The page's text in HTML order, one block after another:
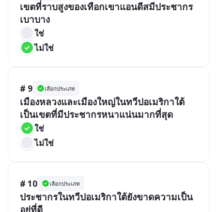
เขตที่ราบสูงของเทือกเขาแอนดีสมีประชากร
ใช่
ไม่ใช่
# 9 เลือกประเภท
เมืองหลวงและเมืองใหญ่ในทวีปอเมริกาใต้
ใช่
ไม่ใช่
# 10 เลือกประเภท
ประชากรในทวีปอเมริกาใต้ยังขาดความเป็น